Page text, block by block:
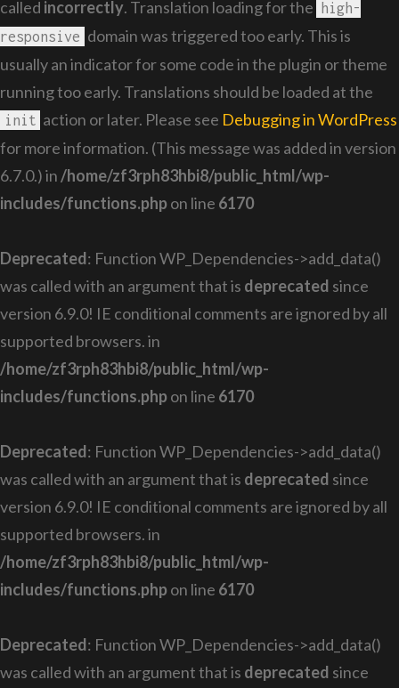
called incorrectly. Translation loading for the
high-
responsive domain was triggered too early. This is
usually an indicator for some code in the plugin or theme
running too early. Translations should be loaded at the
init action or later. Please see Debugging in WordPress
for more information. (This message was added in version
6.7.0.) in /home/zf3rph83hbi8/public_html/wp-
includes/functions.phpon line 6170
Deprecated: Function WP_Dependencies->add_data()
was called with an argument that is deprecated since
version 6.9.0! IE conditional comments are ignored by all
supported browsers. in
/home/zf3rph83hbi8/public_html/wp-
includes/functions.phpon line 6170
Deprecated: Function WP_Dependencies->add_data()
was called with an argument that is deprecated since
version 6.9.0! IE conditional comments are ignored by all
supported browsers. in
/home/zf3rph83hbi8/public_html/wp-
includes/functions.phpon line 6170
Deprecated: Function WP_Dependencies->add_data()
was called with an argument that is deprecated since